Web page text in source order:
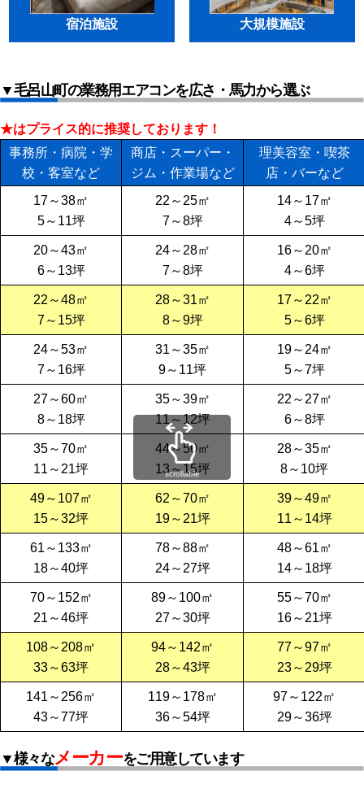
宿泊施設 大規模施設
▼毛呂山町の業務用エアコンを広さ・馬力から選ぶ
★はプライス的に推奨しております！
事務所・病院・学
校・客室など
商店・スーパー・
ジム・作業場など
理美容室・喫茶
店・バーなど
17～38㎡
5～11坪
22～25㎡
7～8坪
14～17㎡
4～5坪
20～43㎡
6～13坪
24～28㎡
7～8坪
16～20㎡
4～6坪
22～48㎡
7～15坪
28～31㎡
8～9坪
17～22㎡
5～6坪
24～53㎡
7～16坪
31～35㎡
9～11坪
19～24㎡
5～7坪
27～60㎡
8～18坪
35～39㎡
11～12坪
22～27㎡
6～8坪
35～70㎡
11～21坪
44～50㎡
13～15坪
28～35㎡
8～10坪
49～107㎡
15～32坪
62～70㎡
19～21坪
39～49㎡
11～14坪
61～133㎡
18～40坪
78～88㎡
24～27坪
48～61㎡
14～18坪
70～152㎡
21～46坪
89～100㎡
27～30坪
55～70㎡
16～21坪
108～208㎡
33～63坪
94～142㎡
28～43坪
77～97㎡
23～29坪
141～256㎡
43～77坪
119～178㎡
36～54坪
97～122㎡
29～36坪
scrollable
▼様々なメーカーをご用意しています